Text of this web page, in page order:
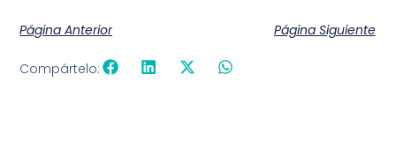
Página Anterior Página Siguiente
Compártelo: